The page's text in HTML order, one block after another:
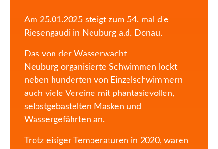
Am 25.01.2025 steigt zum 54. mal die
Riesengaudi in Neuburg a.d. Donau.
Das von der Wasserwacht
Neuburg organisierte Schwimmen lockt
neben hunderten von Einzelschwimmern
auch viele Vereine mit phantasievollen,
selbstgebastelten Masken und
Wassergefährten an.
Trotz eisiger Temperaturen in 2020, waren